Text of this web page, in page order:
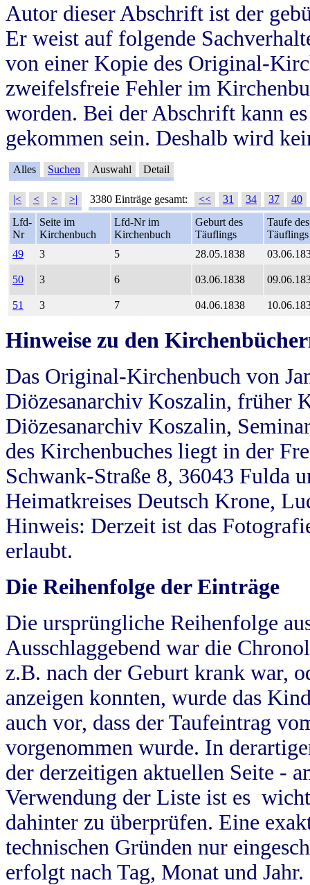
Autor dieser Abschrift ist der
Er weist auf folgende
von einer Kopie des Original-
zweifelsfreie Fehler im
worden. Bei der Abschrift kann
gekommen sein. Deshalb wird
Alles Suchen Auswahl Detail
|< < > >| 3380 Einträge gesamt: << 31 34 37
40
Lfd-
Nr
Seite im
Kirchenbuch
Lfd-Nr im
Kirchenbuch
Geburt des
Täuflings
Taufe des
Täuflings
49
3 5 28.05.1838
50 3 6 03.06.1838
51 3 7 04.06.1838
Hinweise zu den
Das Original-Kirchenbuch von
Diözesanarchiv Koszalin, früher
Diözesanarchiv Koszalin,
des Kirchenbuches liegt in der
Schwank-Straße 8, 36043 Fulda
Heimatkreises Deutsch Krone,
Hinweis: Derzeit ist das
erlaubt.
Die Reihenfolge der Einträge
Die ursprüngliche Reihenfolge
Ausschlaggebend war die
z.B. nach der Geburt krank war,
anzeigen konnten, wurde das
auch vor, dass der Taufeintrag
vorgenommen wurde. In
der derzeitigen aktuellen Seite -
Verwendung der Liste ist es
dahinter zu überprüfen. Eine
technischen Gründen nur
erfolgt nach Tag, Monat und Jahr.